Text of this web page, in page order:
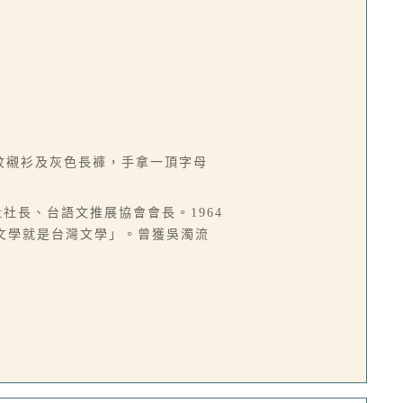
衫及灰色長褲，手拿一頂字母
長、台語文推展協會會長。1964
就是台灣文學」。曾獲吳濁流